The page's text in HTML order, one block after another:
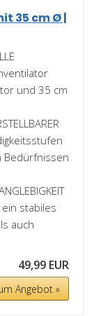
35 cm Ø |
und 35 cm
Bedürfnissen
stabiles
auch
49,99 EUR
Angebot »